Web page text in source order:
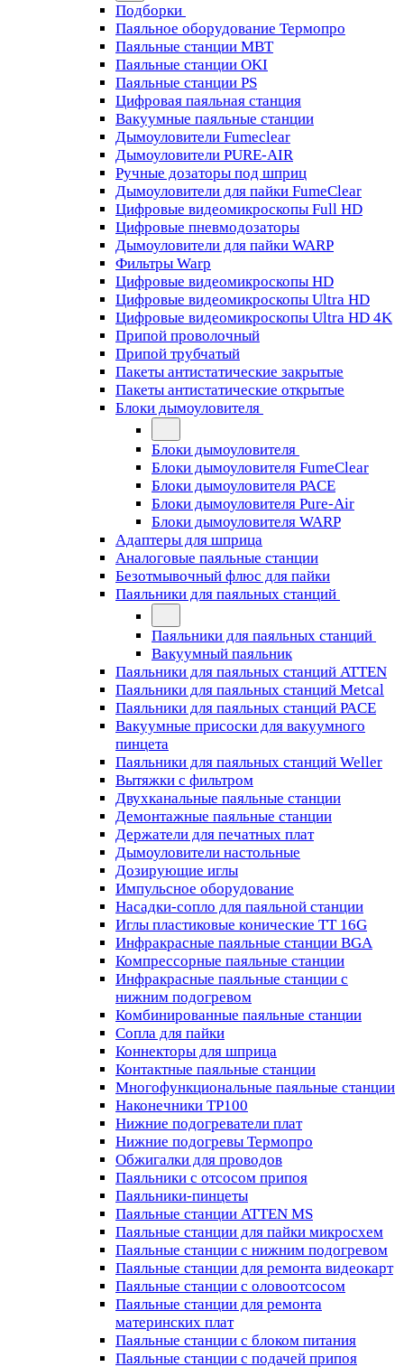
Подборки
Паяльное оборудование Термопро
Паяльные станции MBT
Паяльные станции OKI
Паяльные станции PS
Цифровая паяльная станция
Вакуумные паяльные станции
Дымоуловители Fumeclear
Дымоуловители PURE-AIR
Ручные дозаторы под шприц
Дымоуловители для пайки FumeClear
Цифровые видеомикроскопы Full HD
Цифровые пневмодозаторы
Дымоуловители для пайки WARP
Фильтры Warp
Цифровые видеомикроскопы HD
Цифровые видеомикроскопы Ultra HD
Цифровые видеомикроскопы Ultra HD 4K
Припой проволочный
Припой трубчатый
Пакеты антистатические закрытые
Пакеты антистатические открытые
Блоки дымоуловителя
Блоки дымоуловителя
Блоки дымоуловителя FumeClear
Блоки дымоуловителя PACE
Блоки дымоуловителя Pure-Air
Блоки дымоуловителя WARP
Адаптеры для шприца
Аналоговые паяльные станции
Безотмывочный флюс для пайки
Паяльники для паяльных станций
Паяльники для паяльных станций
Вакуумный паяльник
Паяльники для паяльных станций ATTEN
Паяльники для паяльных станций Metcal
Паяльники для паяльных станций PACE
Вакуумные присоски для вакуумного
пинцета
Паяльники для паяльных станций Weller
Вытяжки с фильтром
Двухканальные паяльные станции
Демонтажные паяльные станции
Держатели для печатных плат
Дымоуловители настольные
Дозирующие иглы
Импульсное оборудование
Насадки-сопло для паяльной станции
Иглы пластиковые конические TT 16G
Инфракрасные паяльные станции BGA
Компрессорные паяльные станции
Инфракрасные паяльные станции с
нижним подогревом
Комбинированные паяльные станции
Сопла для пайки
Коннекторы для шприца
Контактные паяльные станции
Многофункциональные паяльные станции
Наконечники TP100
Нижние подогреватели плат
Нижние подогревы Термопро
Обжигалки для проводов
Паяльники с отсосом припоя
Паяльники-пинцеты
Паяльные станции ATTEN MS
Паяльные станции для пайки микросхем
Паяльные станции с нижним подогревом
Паяльные станции для ремонта видеокарт
Паяльные станции с оловоотсосом
Паяльные станции для ремонта
материнских плат
Паяльные станции с блоком питания
Паяльные станции с подачей припоя